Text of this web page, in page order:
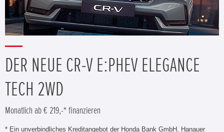
DER NEUE CR-V E:PHEV ELEGANCE
TECH 2WD
Monatlich ab € 219,-* finanzieren
* Ein unverbindliches Kreditangebot der Honda Bank GmbH, Hanauer